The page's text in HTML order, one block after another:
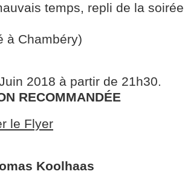
temps, repli de la
à Chambéry)
2018 à partir de 21h30.
RECOMMANDÉE
le Flyer
Koolhaas